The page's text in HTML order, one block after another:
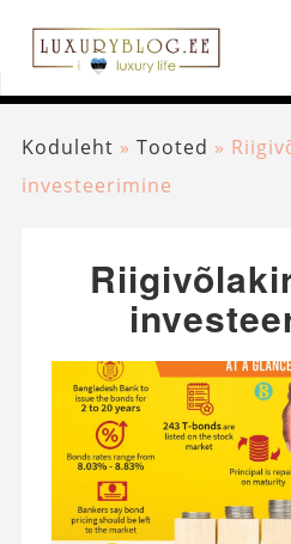
Koduleht » Tooted »
investeerimine